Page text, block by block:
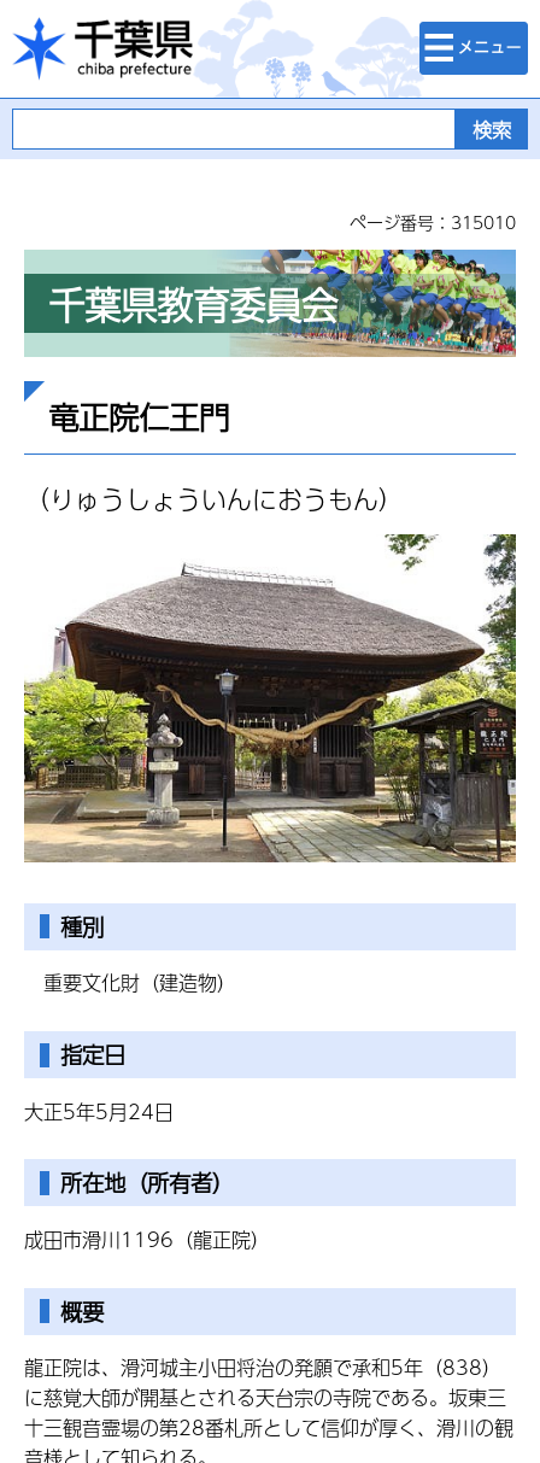
千葉県
検索・メニュ
ー
ページ番号：315010
千葉県教育委員会
竜正院仁王門
（りゅうしょういんにおうもん）
種別
重要文化財（建造物）
指定日
大正5年5月24日
所在地（所有者）
成田市滑川1196（龍正院）
概要
龍正院は、滑河城主小田将治の発願で承和5年（838）
に慈覚大師が開基とされる天台宗の寺院である。坂東三
十三観音霊場の第28番札所として信仰が厚く、滑川の観